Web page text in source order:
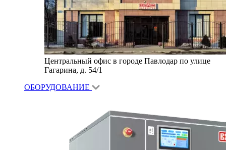
Центральный офис в городе Павлодар по улице
Гагарина, д. 54/1
ОБОРУДОВАНИЕ